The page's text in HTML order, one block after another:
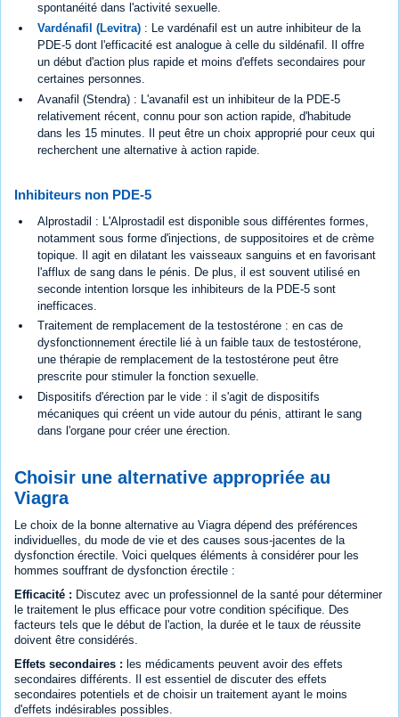
spontanéité dans l'activité sexuelle.
Vardénafil (Levitra) : Le vardénafil est un autre inhibiteur de la
PDE-5 dont l'efficacité est analogue à celle du sildénafil. Il offre
un début d'action plus rapide et moins d'effets secondaires pour
certaines personnes.
Avanafil (Stendra) : L'avanafil est un inhibiteur de la PDE-5
relativement récent, connu pour son action rapide, d'habitude
dans les 15 minutes. Il peut être un choix approprié pour ceux qui
recherchent une alternative à action rapide.
Inhibiteurs non PDE-5
Alprostadil : L'Alprostadil est disponible sous différentes formes,
notamment sous forme d'injections, de suppositoires et de crème
topique. Il agit en dilatant les vaisseaux sanguins et en favorisant
l'afflux de sang dans le pénis. De plus, il est souvent utilisé en
seconde intention lorsque les inhibiteurs de la PDE-5 sont
inefficaces.
Traitement de remplacement de la testostérone : en cas de
dysfonctionnement érectile lié à un faible taux de testostérone,
une thérapie de remplacement de la testostérone peut être
prescrite pour stimuler la fonction sexuelle.
Dispositifs d'érection par le vide : il s'agit de dispositifs
mécaniques qui créent un vide autour du pénis, attirant le sang
dans l'organe pour créer une érection.
Choisir une alternative appropriée au
Viagra
Le choix de la bonne alternative au Viagra dépend des préférences
individuelles, du mode de vie et des causes sous-jacentes de la
dysfonction érectile. Voici quelques éléments à considérer pour les
hommes souffrant de dysfonction érectile :
Efficacité : Discutez avec un professionnel de la santé pour déterminer
le traitement le plus efficace pour votre condition spécifique. Des
facteurs tels que le début de l'action, la durée et le taux de réussite
doivent être considérés.
Effets secondaires : les médicaments peuvent avoir des effets
secondaires différents. Il est essentiel de discuter des effets
secondaires potentiels et de choisir un traitement ayant le moins
d'effets indésirables possibles.